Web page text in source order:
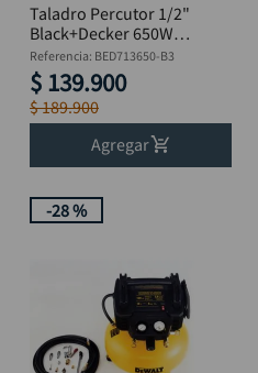
Taladro Percutor 1/2"
Black+Decker 650W
BED713650-B3
Referencia: BED713650-B3
$ 139.900
$189.900
Agregar
-28 %